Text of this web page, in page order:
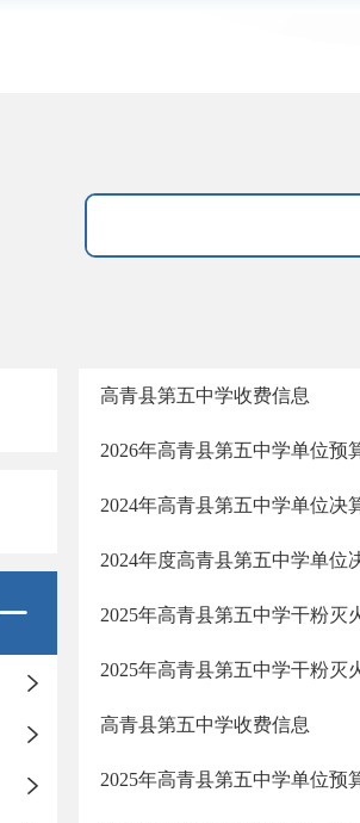
高青县第五中学收费信息
2026年高青县第五中学单位预
2024年高青县第五中学单位决
2024年度高青县第五中学单位
2025年高青县第五中学干粉灭
2025年高青县第五中学干粉灭
高青县第五中学收费信息
2025年高青县第五中学单位预